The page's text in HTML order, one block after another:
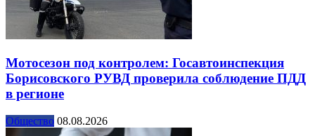
Мотосезон под контролем: Госавтоинспекция
Борисовского РУВД проверила соблюдение ПДД
в регионе
Общество 08.08.2026